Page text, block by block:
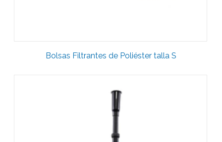
Bolsas Filtrantes de Poliéster talla S